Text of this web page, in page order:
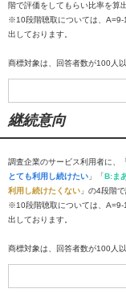
階で評価をしてもらい比率を算
※10段階聴取については、A=9-
出しております。
商標対象は、回答者数が100人以
継続意向
調査企業のサービス利用者に、
とても利用し続けたい 」「 B:ま
利用し続けたくない 」の4段階
※10段階聴取については、A=9-
出しております。
商標対象は、回答者数が100人以